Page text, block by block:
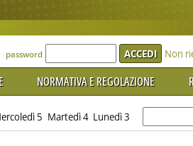
accedere'
password Non
NORMATIVA E REGOLAZIONE
5 Martedì 4 Lunedì 3